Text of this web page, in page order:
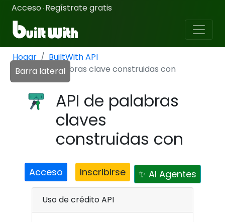
Acceso · Regístrate gratis
Hogar
BuiltWith API
API de palabras clave construidas con
Barra lateral
API de palabras
claves
construidas con
Acceso Inscribirse ✨ AI Agentes
Uso de crédito API